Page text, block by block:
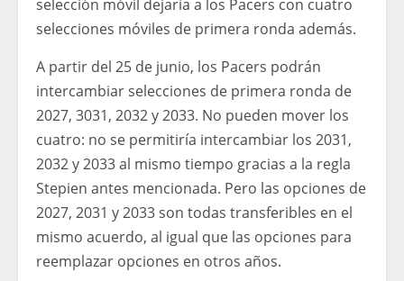
selección móvil dejaría a los Pacers con cuatro
selecciones móviles de primera ronda además.
A partir del 25 de junio, los Pacers podrán
intercambiar selecciones de primera ronda de
2027, 3031, 2032 y 2033. No pueden mover los
cuatro: no se permitiría intercambiar los 2031,
2032 y 2033 al mismo tiempo gracias a la regla
Stepien antes mencionada. Pero las opciones de
2027, 2031 y 2033 son todas transferibles en el
mismo acuerdo, al igual que las opciones para
reemplazar opciones en otros años.